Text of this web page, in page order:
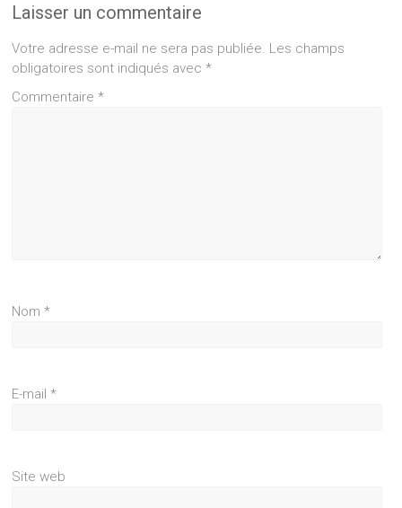
Laisser un commentaire
Votre adresse e-mail ne sera pas publiée. Les champs
obligatoires sont indiqués avec*
Commentaire*
Nom*
E-mail*
Site web